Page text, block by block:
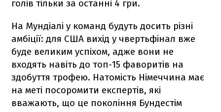
голів тільки за останні 4 гри.
На Мундіалі у команд будуть досить різні
амбіції: для США вихід у чвертьфінал вже
буде великим успіхом, адже вони не
входять навіть до топ-15 фаворитів на
здобуття трофею. Натомість Німеччина має
на меті посоромити експертів, які
вважають, що це покоління Бундестім